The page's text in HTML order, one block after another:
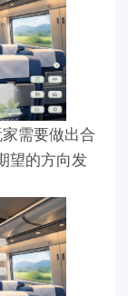
需要做出合
望的方向发